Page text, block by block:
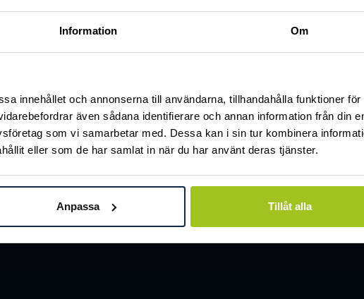
Information Om
innehållet och annonserna till användarna, tillhandahålla funktioner för
även sådana identifierare och annan information från din
som vi samarbetar med. Dessa kan i sin tur kombinera
eller som de har samlat in när du har använt deras tjänster.
Anpassa Tillåt alla
vitguld
Serina 1,25 ct LAB-grown rödguld
Pris:22 610 kr
22 610 kr Pris:
24